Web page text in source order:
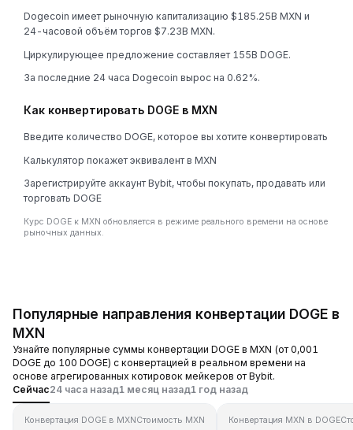
Dogecoin имеет рыночную капитализацию $185.25B MXN и
24-часовой объём торгов $7.23B MXN.
Циркулирующее предложение составляет 155B DOGE.
За последние 24 часа Dogecoin вырос на 0.62%.
Как конвертировать DOGE в MXN
Введите количество DOGE, которое вы хотите конвертировать
Калькулятор покажет эквивалент в MXN
Зарегистрируйте аккаунт Bybit, чтобы покупать, продавать или
торговать DOGE
Курс DOGE к MXN обновляется в режиме реального времени на основе
рыночных данных.
Популярные направления конвертации DOGE в
MXN
Узнайте популярные суммы конвертации DOGE в MXN (от 0,001
DOGE до 100 DOGE) с конвертацией в реальном времени на
основе агрегированных котировок мейкеров от Bybit.
Сейчас24 часа назад1 месяц назад1 год назад
Конвертация DOGE в MXNСтоимость MXN Конвертация MXN в DOGE